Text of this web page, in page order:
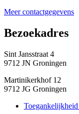
Meer contactgegevens
Bezoekadres
Sint Jansstraat 4
9712 JN Groningen
Martinikerkhof 12
9712 JG Groningen